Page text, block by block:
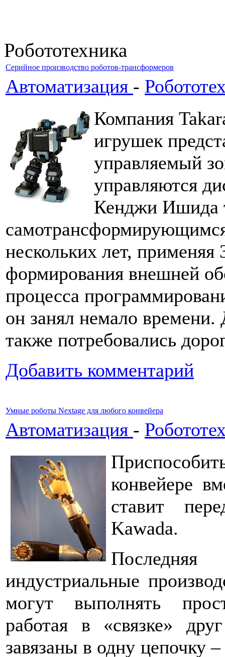
Робототехника
Серийное производство роботов-трансформеров
Автоматизация -
Компания
игрушек
управляемый
управляются
Кенджи Ишида
нескольких лет,
формирования внешней
процесса
он занял немало времени.
также потребовались
Добавить комментарий
Умные роботы Nextage для любого конвейера
Автоматизация -
конвейере
ставит
Kawada.
индустриальные
могут выполнять
работая в «связке»
завязаны в одну цепочку